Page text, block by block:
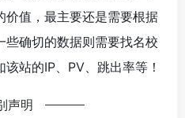
价值，最主要还是需要根据
确切的数据则需要找名校
站的IP、PV、跳出率等！
声明